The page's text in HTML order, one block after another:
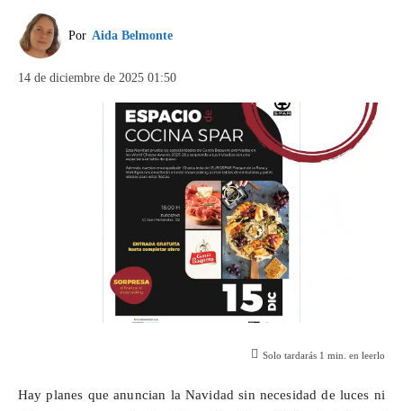
Por Aida Belmonte
14 de diciembre de 2025 01:50
Solo tardarás 1 min. en leerlo
Hay planes que anuncian la Navidad sin necesidad de luces ni